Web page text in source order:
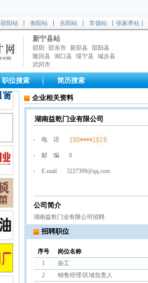
邵阳站 衡阳站 岳阳站 常德站 张家界站
新宁县站
邵阳 邵东市 新邵县 邵阳县
隆回县 洞口县 绥宁县 城步县
武冈市
职位搜索 简历搜索
企业相关资料
湖南益乾门业有限公司
电 话
邮 编 0
E-mail 3227399@qq.com
公司简介
湖南益乾门业有限公司招聘
招聘职位
序号 岗位名称
1
杂工
2
销售经理/区域负责人